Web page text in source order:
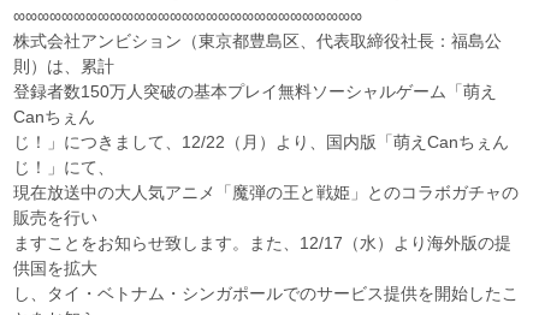
∞∞∞∞∞∞∞∞∞∞∞∞∞∞∞∞∞∞∞∞∞∞∞∞∞∞∞∞∞
株式会社アンビション（東京都豊島区、代表取締役社長：福島公
則）は、累計
登録者数150万人突破の基本プレイ無料ソーシャルゲーム「萌え
Canちぇん
じ！」につきまして、12/22（月）より、国内版「萌えCanちぇん
じ！」にて、
現在放送中の大人気アニメ「魔弾の王と戦姫」とのコラボガチャの
販売を行い
ますことをお知らせ致します。また、12/17（水）より海外版の提
供国を拡大
し、タイ・ベトナム・シンガポールでのサービス提供を開始したこ